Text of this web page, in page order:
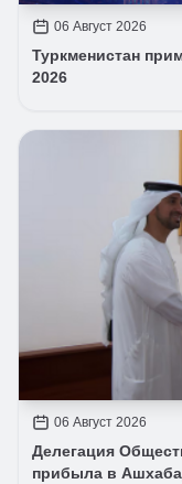
06 Август 2026
Туркменистан
2026
06 Август 2026
Делегация
прибыла в